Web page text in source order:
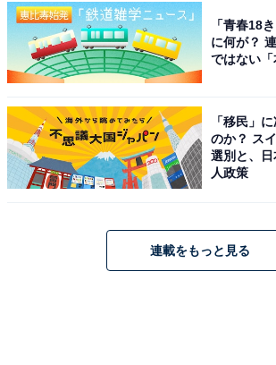
社アレフが運営しています。村内への入
最大1000頭の羊が放牧される壮大な牧
まとの森」では1株から約1万3000個以
せる世界記録に認定された巨大なトマト
られます（4月下旬〜10月上旬）。レス
軒」では薪窯で焼き上げる本格ピザや
ます。羊毛クラフト体験・キャンプ場・
「青春18
に何が？
ではない「
「移民」
のか？ ス
選別と、
人政策
連載をもっと見る